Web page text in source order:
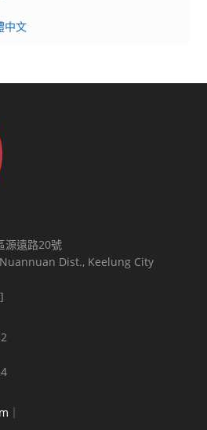
中文
源遠路20號
Dist., Keelung City
]
｜